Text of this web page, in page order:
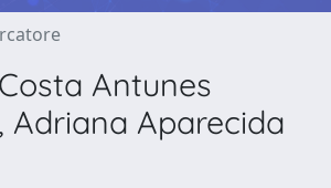
Antunes
Adriana Aparecida